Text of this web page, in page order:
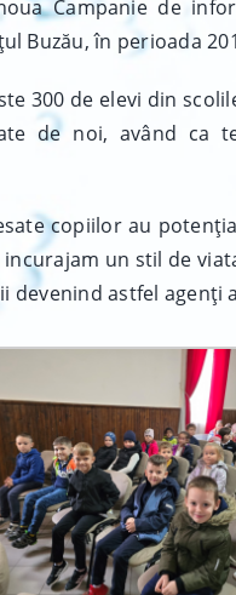
Campanie de
Buzău, în perioada
300 de elevi din
de noi, având ca
copiilor au
un stil de
devenind astfel